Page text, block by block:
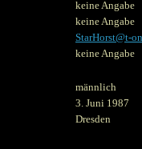
keine Angabe
keine Angabe
StarHorst@t-
keine Angabe
männlich
3. Juni 1987
Dresden